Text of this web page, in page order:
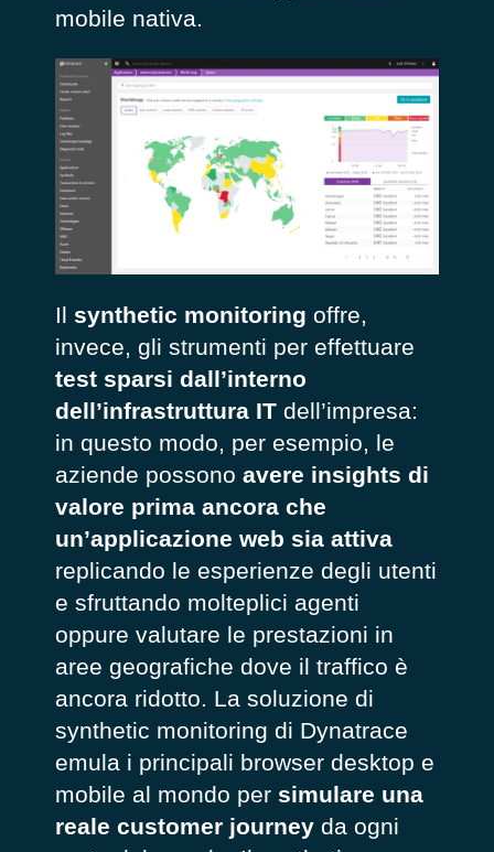
mobile nativa.
Il synthetic monitoring offre,
invece, gli strumenti per effettuare
test sparsi dall’interno
dell’infrastruttura ITdell’impresa:
in questo modo, per esempio, le
aziende possono avere insights di
valore prima ancora che
un’applicazione web sia attiva
replicando le esperienze degli utenti
e sfruttando molteplici agenti
oppure valutare le prestazioni in
aree geografiche dove il traffico è
ancora ridotto. La soluzione di
synthetic monitoring di Dynatrace
emula i principali browser desktop e
mobile al mondo per simulare una
reale customer journeyda ogni